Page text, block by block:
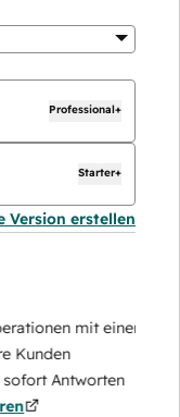
Professional+
Starter+
Version erstellen
mit einem
Antworten